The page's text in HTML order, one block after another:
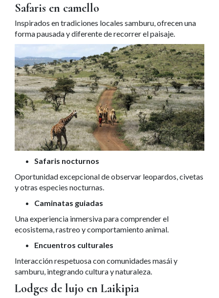
Safaris en camello
Inspirados en tradiciones locales samburu, ofrecen una
forma pausada y diferente de recorrer el paisaje.
Safaris nocturnos
Oportunidad excepcional de observar leopardos, civetas
y otras especies nocturnas.
Caminatas guiadas
Una experiencia inmersiva para comprender el
ecosistema, rastreo y comportamiento animal.
Encuentros culturales
Interacción respetuosa con comunidades masái y
samburu, integrando cultura y naturaleza.
Lodges de lujo en Laikipia